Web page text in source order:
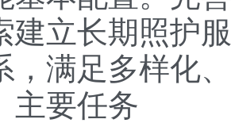
建立长期照护
，满足多样化
要任务